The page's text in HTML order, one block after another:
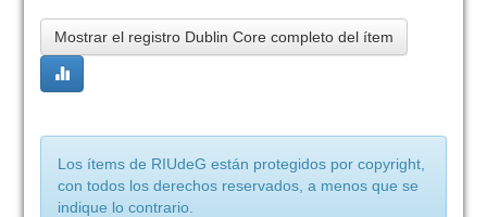
Mostrar el registro Dublin Core completo del ítem
Los ítems de RIUdeG están protegidos por copyright,
con todos los derechos reservados, a menos que se
indique lo contrario.